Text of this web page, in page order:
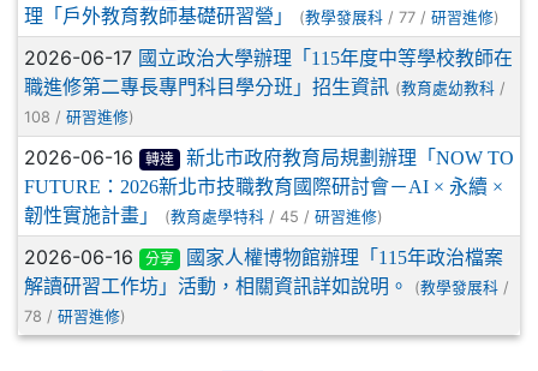
理「戶外教育教師基礎研習營」
(教學發展科 / 77 / 研習進修)
2026-06-17 國立政治大學辦理「115年度中等學校教師在
職進修第二專長專門科目學分班」招生資訊 (教育處幼教科 /
108 / 研習進修)
2026-06-16 轉達
新北市政府教育局規劃辦理「NOW TO
FUTURE：2026新北市技職教育國際研討會－AI × 永續 ×
韌性實施計畫」
(教育處學特科 / 45 / 研習進修)
2026-06-16 分享
國家人權博物館辦理「115年政治檔案
解讀研習工作坊」活動，相關資訊詳如說明。
(教學發展科 /
78 / 研習進修)